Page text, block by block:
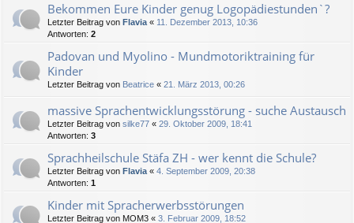
Bekommen Eure Kinder genug Logopädiestunden`?
Letzter Beitrag von Flavia « 11. Dezember 2013, 10:36
Antworten: 2
Padovan und Myolino - Mundmotoriktraining für
Kinder
Letzter Beitrag von Beatrice « 21. März 2013, 00:26
massive Sprachentwicklungsstörung - suche Austausch
Letzter Beitrag von silke77 « 29. Oktober 2009, 18:41
Antworten: 3
Sprachheilschule Stäfa ZH - wer kennt die Schule?
Letzter Beitrag von Flavia « 4. September 2009, 20:38
Antworten: 1
Kinder mit Spracherwerbsstörungen
Letzter Beitrag von MOM3 « 3. Februar 2009, 18:52